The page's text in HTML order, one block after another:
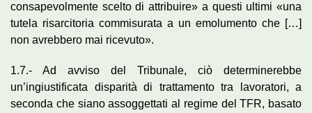
consapevolmente scelto di attribuire» a questi ultimi «una
tutela risarcitoria commisurata a un emolumento che […]
non avrebbero mai ricevuto».
1.7.- Ad avviso del Tribunale, ciò determinerebbe
un’ingiustificata disparità di trattamento tra lavoratori, a
seconda che siano assoggettati al regime del TFR, basato